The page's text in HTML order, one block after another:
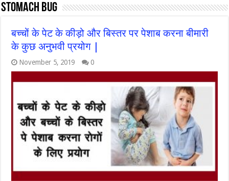
stomach bug
बच्चों के पेट के कीड़ो और बिस्तर पर पेशाब करना बीमारी
के कुछ अनुभवी प्रयोग |
November 5, 2019 0